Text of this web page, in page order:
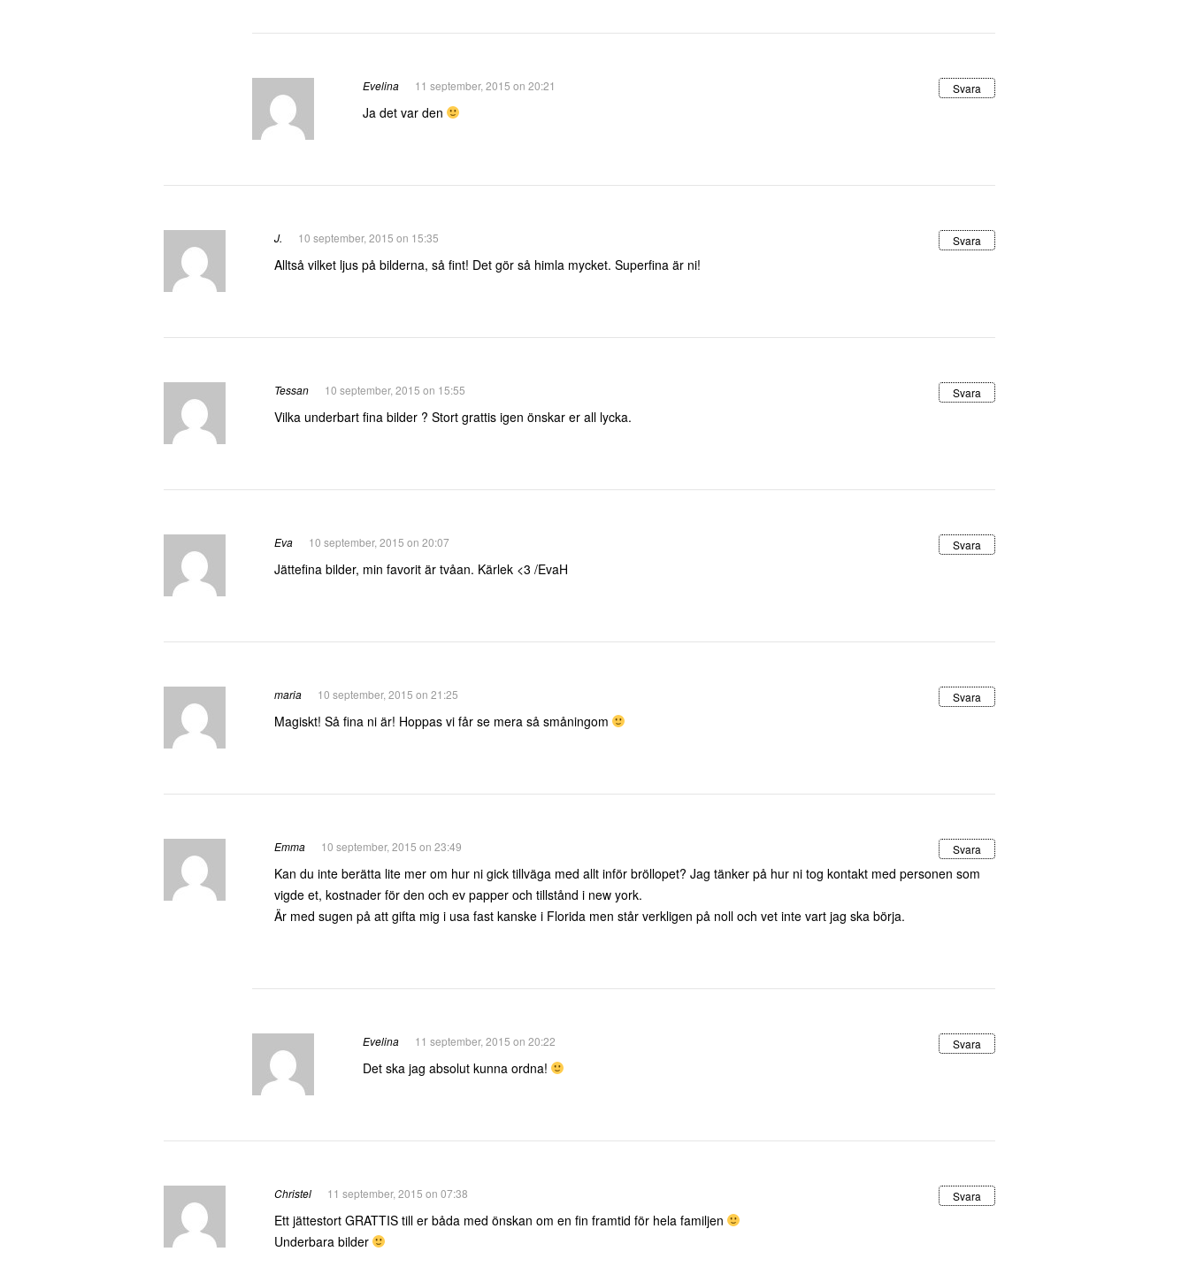
Evelina 11 september, 2015 on 20:21 Svara
Ja det var den
J. 10 september, 2015 on 15:35 Svara
Alltså vilket ljus på bilderna, så fint! Det gör så himla mycket. Superfina är ni!
Tessan 10 september, 2015 on 15:55 Svara
Vilka underbart fina bilder ? Stort grattis igen önskar er all lycka.
Eva 10 september, 2015 on 20:07 Svara
Jättefina bilder, min favorit är tvåan. Kärlek <3 /EvaH
maria 10 september, 2015 on 21:25 Svara
Magiskt! Så fina ni är! Hoppas vi får se mera så småningom
Emma 10 september, 2015 on 23:49 Svara
Kan du inte berätta lite mer om hur ni gick tillväga med allt inför bröllopet? Jag tänker på hur ni tog kontakt med personen som
vigde et, kostnader för den och ev papper och tillstånd i new york.
Är med sugen på att gifta mig i usa fast kanske i Florida men står verkligen på noll och vet inte vart jag ska börja.
Evelina 11 september, 2015 on 20:22 Svara
Det ska jag absolut kunna ordna!
Christel 11 september, 2015 on 07:38 Svara
Ett jättestort GRATTIS till er båda med önskan om en fin framtid för hela familjen
Underbara bilder